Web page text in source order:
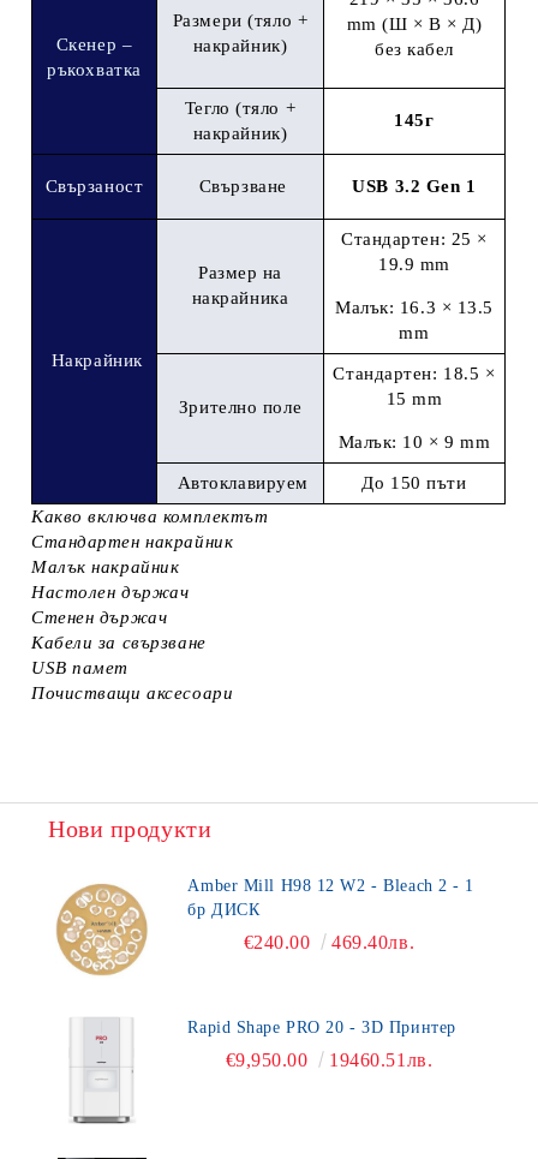
Скенер –
ръкохватка
Размери (тяло +
накрайник)
mm (Ш × В × Д)
без кабел
Тегло (тяло +
накрайник)
145г
Свързаност Свързване USB 3.2 Gen 1​
Накрайник
Размер на
накрайника
Стандартен: 25 ×
19.9 mm
Малък: 16.3 × 13.5
mm
Зрително поле
Стандартен: 18.5 ×
15 mm
Малък: 10 × 9 mm
Автоклавируем
До 150 пъти
Какво включва комплектът
Стандартен накрайник
Малък накрайник
Настолен държач
Стенен държач
Кабели за свързване
USB памет
Почистващи аксесоари
Нови продукти
Amber Mill H98 12 W2 - Bleach 2 - 1
бр ДИСК
€240.00 469.40лв.
Rapid Shape PRO 20 - 3D Принтер
€9,950.00 19460.51лв.